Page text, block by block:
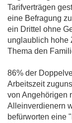
Tarifverträgen
eine Befragung
ein Drittel ohne
unglaublich hohe
Thema den
86% der
Arbeitszeit
von Angehörigen
Alleinverdienern
befürworten eine